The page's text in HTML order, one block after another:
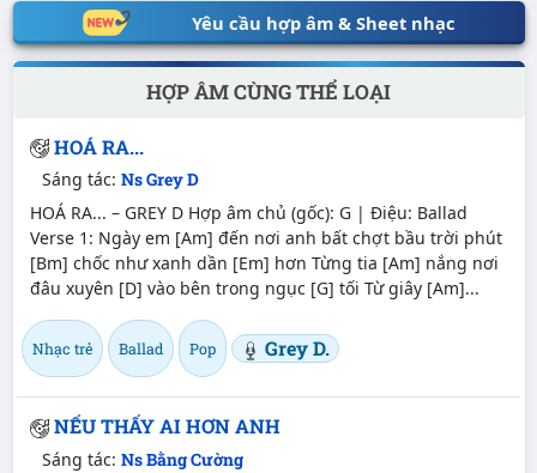
Yêu cầu hợp âm & Sheet nhạc
HỢP ÂM CÙNG THỂ LOẠI
HOÁ RA...
Sáng tác: Ns Grey D
HOÁ RA... – GREY D Hợp âm chủ (gốc): G | Điệu: Ballad
Verse 1: Ngày em [Am] đến nơi anh bất chợt bầu trời phút
[Bm] chốc như xanh dần [Em] hơn Từng tia [Am] nắng nơi
đâu xuyên [D] vào bên trong ngục [G] tối Từ giây [Am]...
Nhạc trẻ Ballad Pop Grey D.
NẾU THẤY AI HƠN ANH
Sáng tác: Ns Bằng Cường